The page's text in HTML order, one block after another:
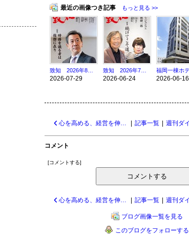
最近の画像つき記事 もっと見る >>
2026-07-29 2026-06-24 2026-06-16
心を高める、経営を伸ばす/稲盛和夫 20099 記事一覧
コメント
[コメントする]
コメントする
心を高める、経営を伸ばす/稲盛和夫 20099 記事一覧
ブログ画像一覧を見る
このブログをフォローする